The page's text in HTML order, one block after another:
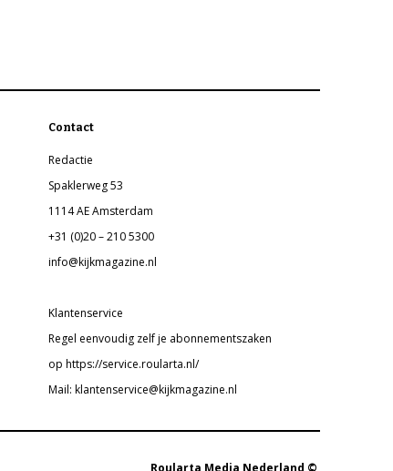
Contact
Redactie
Spaklerweg 53
1114 AE Amsterdam
+31 (0)20 – 210 5300
info@kijkmagazine.nl
Klantenservice
Regel eenvoudig zelf je abonnementszaken
op https://service.roularta.nl/
Mail: klantenservice@kijkmagazine.nl